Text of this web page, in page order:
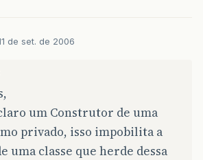
de set. de 2006
um Construtor de uma
privado, isso impobilita a
uma classe que herde dessa